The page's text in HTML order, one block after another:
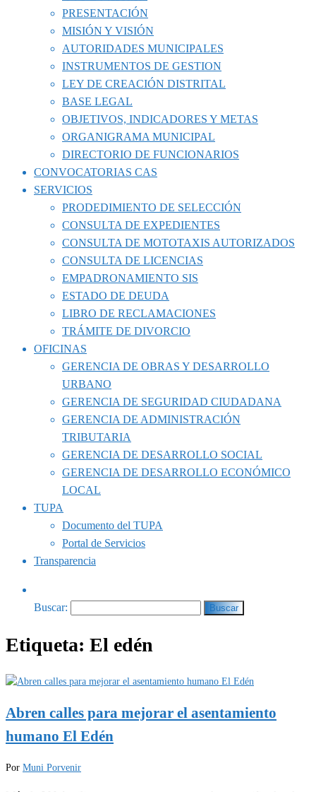
PRESENTACIÓN
MISIÓN Y VISIÓN
AUTORIDADES MUNICIPALES
INSTRUMENTOS DE GESTION
LEY DE CREACIÓN DISTRITAL
BASE LEGAL
OBJETIVOS, INDICADORES Y METAS
ORGANIGRAMA MUNICIPAL
DIRECTORIO DE FUNCIONARIOS
CONVOCATORIAS CAS
SERVICIOS
PRODEDIMIENTO DE SELECCIÓN
CONSULTA DE EXPEDIENTES
CONSULTA DE MOTOTAXIS AUTORIZADOS
CONSULTA DE LICENCIAS
EMPADRONAMIENTO SIS
ESTADO DE DEUDA
LIBRO DE RECLAMACIONES
TRÁMITE DE DIVORCIO
OFICINAS
GERENCIA DE OBRAS Y DESARROLLO
URBANO
GERENCIA DE SEGURIDAD CIUDADANA
GERENCIA DE ADMINISTRACIÓN
TRIBUTARIA
GERENCIA DE DESARROLLO SOCIAL
GERENCIA DE DESARROLLO ECONÓMICO
LOCAL
TUPA
Documento del TUPA
Portal de Servicios
Transparencia
Buscar:
Etiqueta: El edén
Abren calles para mejorar el asentamiento
humano El Edén
Por Muni Porvenir